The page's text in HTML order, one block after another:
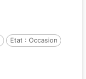
Etat : Occasion